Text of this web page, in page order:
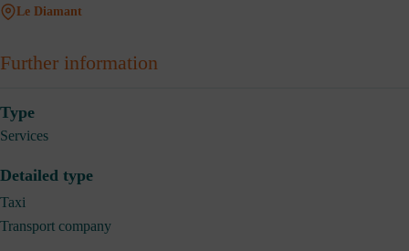
Le Diamant
Further information
Type
Services
Detailed type
Taxi
Transport company